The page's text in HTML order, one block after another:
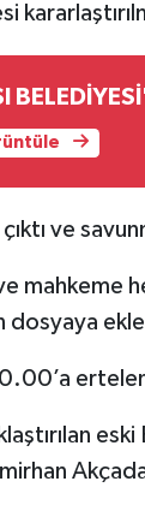
ve
dosyaya
eski